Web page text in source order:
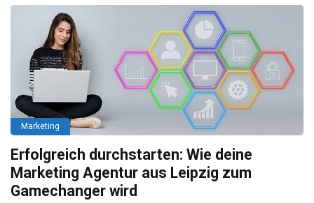
Marketing
Erfolgreich durchstarten: Wie deine
Marketing Agentur aus Leipzig zum
Gamechanger wird